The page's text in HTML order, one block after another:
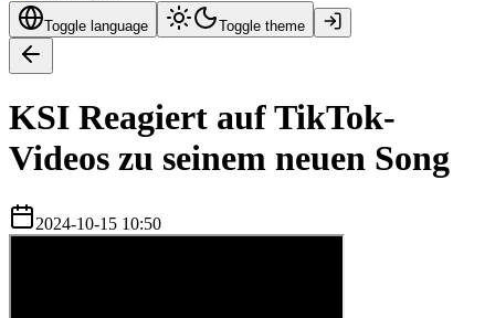
Toggle language Toggle theme
KSI Reagiert auf TikTok-
Videos zu seinem neuen Song
2024-10-15 10:50